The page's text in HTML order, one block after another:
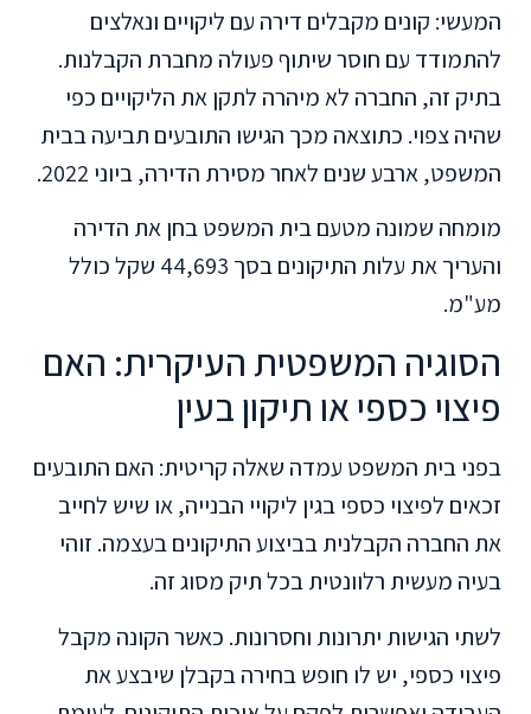
המעשי: קונים מקבלים דירה עם ליקויים ונאלצים
להתמודד עם חוסר שיתוף פעולה מחברת הקבלנות.
בתיק זה, החברה לא מיהרה לתקן את הליקויים כפי
שהיה צפוי. כתוצאה מכך הגישו התובעים תביעה בבית
המשפט, ארבע שנים לאחר מסירת הדירה, ביוני 2022.
מומחה שמונה מטעם בית המשפט בחן את הדירה
והעריך את עלות התיקונים בסך 44,693 שקל כולל
מע"מ.
הסוגיה המשפטית העיקרית: האם
פיצוי כספי או תיקון בעין
בפני בית המשפט עמדה שאלה קריטית: האם התובעים
זכאים לפיצוי כספי בגין ליקויי הבנייה, או שיש לחייב
את החברה הקבלנית בביצוע התיקונים בעצמה. זוהי
בעיה מעשית רלוונטית בכל תיק מסוג זה.
לשתי הגישות יתרונות וחסרונות. כאשר הקונה מקבל
פיצוי כספי, יש לו חופש בחירה בקבלן שיבצע את